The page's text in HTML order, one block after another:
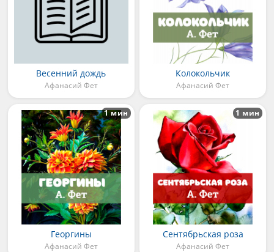
Весенний дождь
Афанасий Фет
Колокольчик
Афанасий Фет
Георгины
Афанасий Фет
1 мин
Сентябрьская роза
Афанасий Фет
1 мин